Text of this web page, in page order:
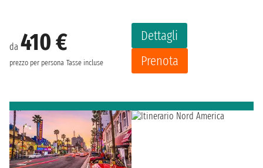
da 410 €
prezzo per persona Tasse incluse
Dettagli
Prenota